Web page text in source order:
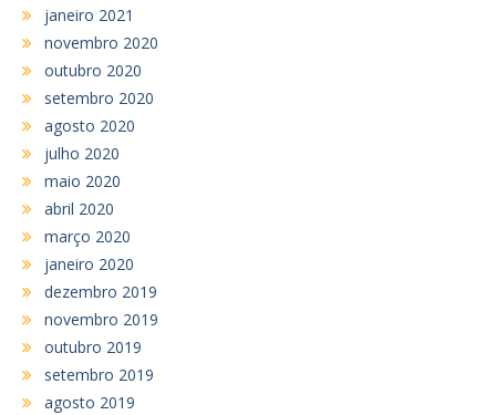
janeiro 2021
novembro 2020
outubro 2020
setembro 2020
agosto 2020
julho 2020
maio 2020
abril 2020
março 2020
janeiro 2020
dezembro 2019
novembro 2019
outubro 2019
setembro 2019
agosto 2019